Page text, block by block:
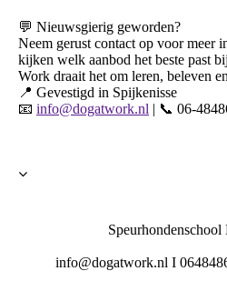
💬 Nieuwsgierig geworden?
Neem gerust contact op voor meer
kijken welk aanbod het beste past
Work draait het om leren, beleven
📍 Gevestigd in Spijkenisse
📧 info@dogatwork.nl | 📞 06-
info@dogatwork.nl I